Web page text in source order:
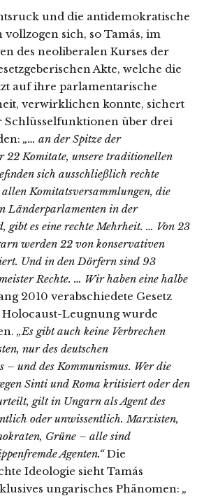
und die antidemokratische
sich, so Tamás, im
des neoliberalen Kurses der
Akte, welche die
auf ihre parlamentarische
verwirklichen konnte, sichert
Schlüsselfunktionen über drei
„… an der Spitze der
22 Komitate, unsere traditionellen
sich ausschließlich rechte
Komitatsversammlungen, die
Länderparlamenten in der
gibt es eine rechte Mehrheit. … Von 23
werden 22 von konservativen
Und in den Dörfern sind 93
Rechte. … Wir haben eine halbe
2010 verabschiedete Gesetz
Leugnung wurde
„Es gibt auch keine Verbrechen
nur des deutschen
und des Kommunismus. Wer die
Sinti und Roma kritisiert oder den
gilt in Ungarn als Agent des
oder unwissentlich. Marxisten,
Grüne – alle sind
Agenten.“Die
Ideologie sieht Tamás
ungarisches Phänomen: „